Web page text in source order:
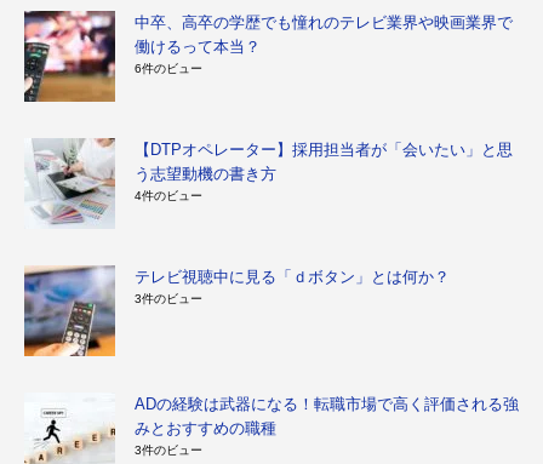
中卒、高卒の学歴でも憧れのテレビ業界や映画業界で
働けるって本当？
6件のビュー
【DTPオペレーター】採用担当者が「会いたい」と思
う志望動機の書き方
4件のビュー
テレビ視聴中に見る「ｄボタン」とは何か？
3件のビュー
ADの経験は武器になる！転職市場で高く評価される強
みとおすすめの職種
3件のビュー